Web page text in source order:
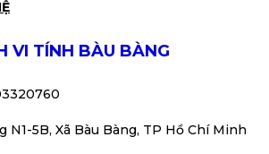
IK10
ty
1.490.000đ
VI TÍNH BÀU BÀNG
N1-5B, Xã Bàu Bàng, TP Hồ Chí Minh